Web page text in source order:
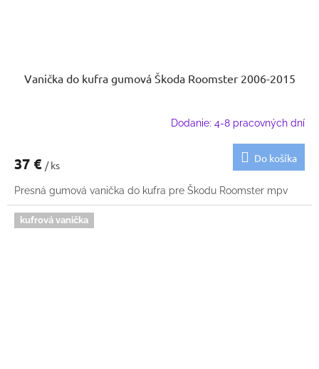
Vanička do kufra gumová Škoda Roomster 2006-2015
Dodanie: 4-8 pracovných dní
37 € / ks
Do košíka
Presná gumová vanička do kufra pre Škodu Roomster mpv
kufrová vanička